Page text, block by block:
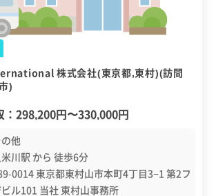
株式会社(東京都,東村)(訪問
)
298,200円〜330,000円
他
川駅 から 徒歩6分
0014 東京都東村山市本町4丁目3−1 第2フ
ル101 当社 東村山事務所